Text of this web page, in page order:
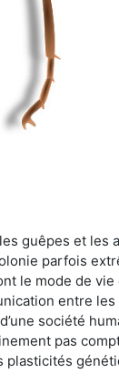
guêpes et les
parfois
le mode de
entre
société
pas